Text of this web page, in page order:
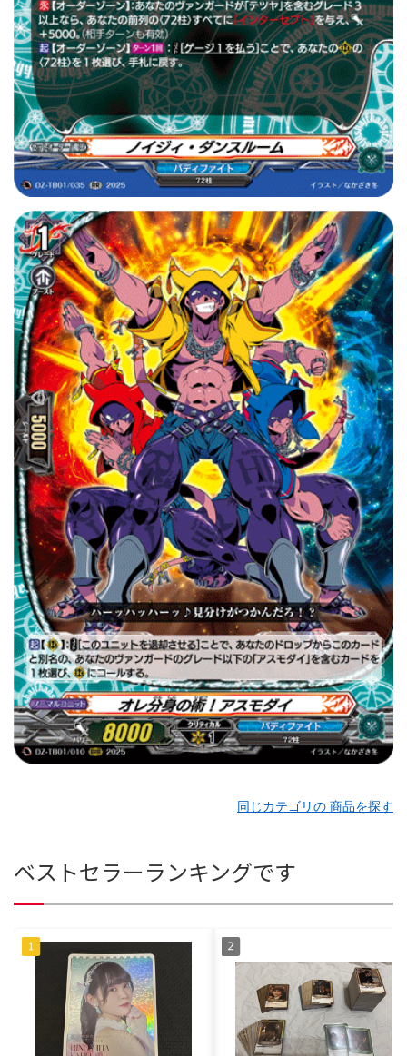
同じカテゴリの 商品を探す
ベストセラーランキングです